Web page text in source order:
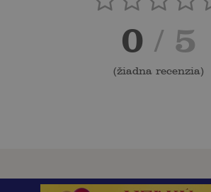
0 / 5
(žiadna recenzia)